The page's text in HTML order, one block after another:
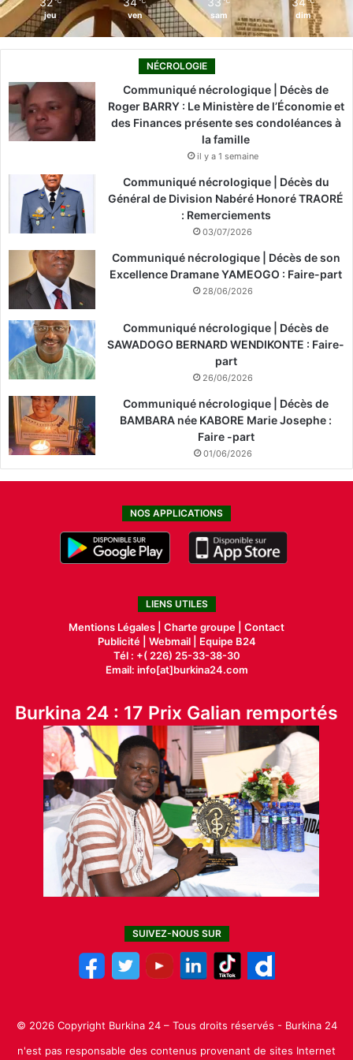
jeu ven sam dim
NÉCROLOGIE
Communiqué nécrologique | Décès de
Roger BARRY : Le Ministère de l’Économie et
des Finances présente ses condoléances à
la famille
il y a 1 semaine
Communiqué nécrologique | Décès du
Général de Division Nabéré Honoré TRAORÉ
: Remerciements
03/07/2026
Communiqué nécrologique | Décès de son
Excellence Dramane YAMEOGO : Faire-part
28/06/2026
Communiqué nécrologique | Décès de
SAWADOGO BERNARD WENDIKONTE : Faire-
part
26/06/2026
Communiqué nécrologique | Décès de
BAMBARA née KABORE Marie Josephe :
Faire -part
01/06/2026
NOS APPLICATIONS
LIENS UTILES
Mentions Légales | Charte groupe | Contact
Publicité| Webmail |
Equipe B24
Tél : +( 226) 25-33-38-30
Email: info[at]burkina24.com
Burkina 24 : 17 Prix Galian remportés
SUIVEZ-NOUS SUR
© 2026 Copyright Burkina 24 – Tous droits réservés - Burkina 24
n'est pas responsable des contenus provenant de sites Internet